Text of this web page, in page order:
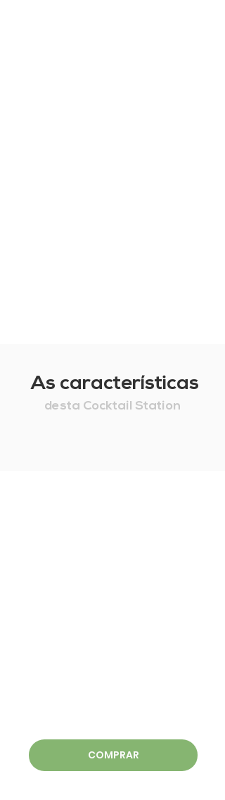
As características
desta Cocktail Station
COMPRAR